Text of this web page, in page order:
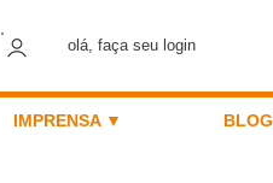
olá, faça seu login
IMPRENSA ▼ BLOG